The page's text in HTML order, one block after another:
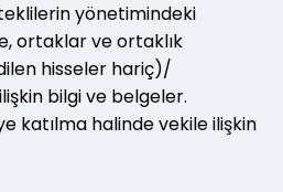
yönetimindeki
ortaklar ve ortaklık
hisseler hariç)/
bilgi ve belgeler.
katılma halinde vekile ilişkin